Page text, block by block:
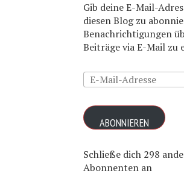
Gib deine E-Mail-
diesen Blog zu
Benachrichtigungen
Beiträge via E-Mail zu
E-
Mail-
Adresse
ABONNIEREN
Schließe dich 298
Abonnenten an